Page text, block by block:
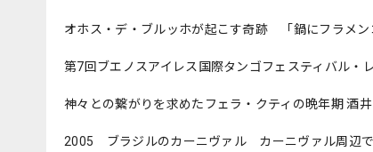
オホス・デ・ブルッホが起こす奇跡 「鍋にフラメン
第7回ブエノスアイレス国際タンゴフェスティバル・
神々との繋がりを求めたフェラ・クティの晩年期 酒
2005 ブラジルのカーニヴァル カーニヴァル周辺で